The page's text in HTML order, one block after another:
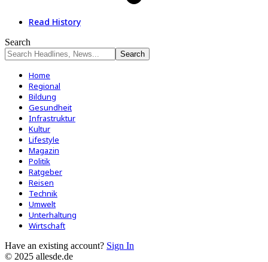
Read History
Search
Home
Regional
Bildung
Gesundheit
Infrastruktur
Kultur
Lifestyle
Magazin
Politik
Ratgeber
Reisen
Technik
Umwelt
Unterhaltung
Wirtschaft
Have an existing account? Sign In
© 2025 allesde.de